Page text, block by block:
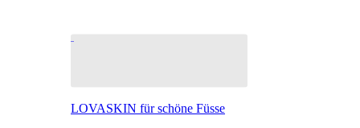
LOVASKIN für schöne Füsse